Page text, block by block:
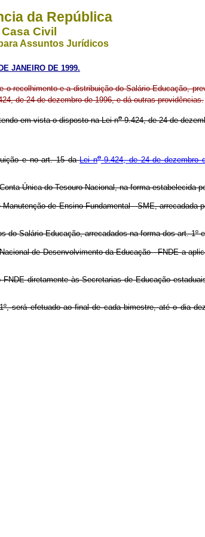
da República
Casa Civil
Assuntos Jurídicos
JANEIRO DE 1999.
o recolhimento e a distribuição do Salário-Educação,
de 24 de dezembro de 1996, e dá outras providências.
em vista o disposto na Lei no9.424, de 24 de
e no art. 15 daLei no9.424, de 24 de dezembro
Única do Tesouro Nacional, na forma estabelecida
de Ensino Fundamental - SME,
Salário-Educação, arrecadados na forma dos art. 1º
de Desenvolvimento da Educação - FNDE a
diretamente às Secretarias de Educação
será efetuado ao final de cada bimestre, até o dia